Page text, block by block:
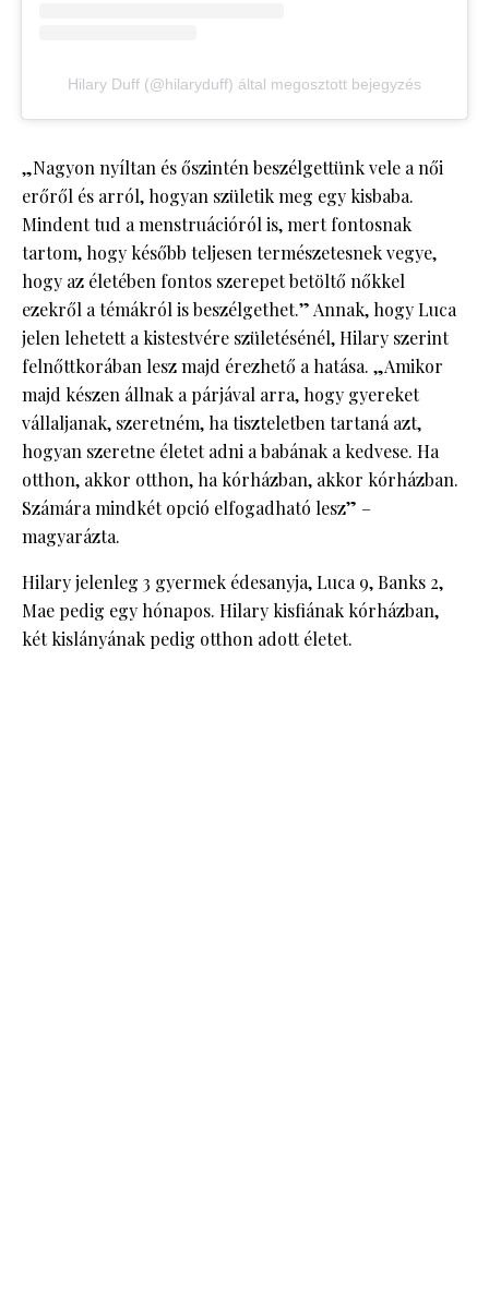
Hilary Duff (@hilaryduff) által megosztott bejegyzés
„Nagyon nyíltan és őszintén beszélgettünk vele a női
erőről és arról, hogyan születik meg egy kisbaba.
Mindent tud a menstruációról is, mert fontosnak
tartom, hogy később teljesen természetesnek vegye,
hogy az életében fontos szerepet betöltő nőkkel
ezekről a témákról is beszélgethet.” Annak, hogy Luca
jelen lehetett a kistestvére születésénél, Hilary szerint
felnőttkorában lesz majd érezhető a hatása. „Amikor
majd készen állnak a párjával arra, hogy gyereket
vállaljanak, szeretném, ha tiszteletben tartaná azt,
hogyan szeretne életet adni a babának a kedvese. Ha
otthon, akkor otthon, ha kórházban, akkor kórházban.
Számára mindkét opció elfogadható lesz” –
magyarázta.
Hilary jelenleg 3 gyermek édesanyja, Luca 9, Banks 2,
Mae pedig egy hónapos. Hilary kisfiának kórházban,
két kislányának pedig otthon adott életet.